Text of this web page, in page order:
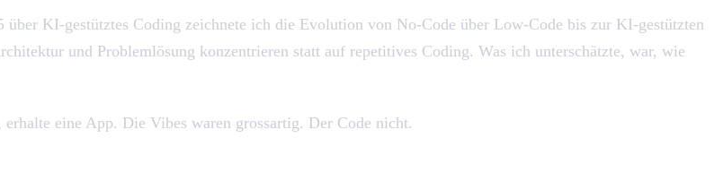
KI-gestütztes Coding zeichnete ich die Evolution von No-Code über Low-Code bis zur KI-gestützten
und Problemlösung konzentrieren statt auf repetitives Coding. Was ich unterschätzte, war, wie
eine App. Die Vibes waren grossartig. Der Code nicht.